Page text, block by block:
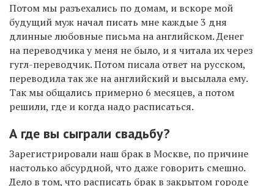
Потом мы разъехались по домам, и вскоре мой
будущий муж начал писать мне каждые 3 дня
длинные любовные письма на английском. Денег
на переводчика у меня не было, и я читала их через
гугл-переводчик. Потом писала ответ на русском,
переводила так же на английский и высылала ему.
Так мы общались примерно 6 месяцев, а потом
решили, где и когда надо расписаться.
А где вы сыграли свадьбу?
Зарегистрировали наш брак в Москве, по причине
настолько абсурдной, что даже говорить смешно.
Дело в том, что расписать брак в закрытом городе